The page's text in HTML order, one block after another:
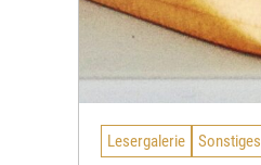
Lesergalerie Sonstiges